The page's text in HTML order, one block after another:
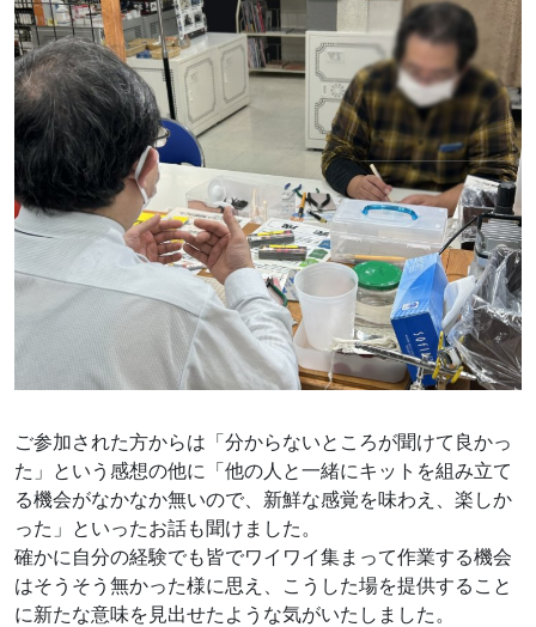
ご参加された方からは「分からないところが聞けて良かっ
た」という感想の他に「他の人と一緒にキットを組み立て
る機会がなかなか無いので、新鮮な感覚を味わえ、楽しか
った」といったお話も聞けました。
確かに自分の経験でも皆でワイワイ集まって作業する機会
はそうそう無かった様に思え、こうした場を提供すること
に新たな意味を見出せたような気がいたしました。